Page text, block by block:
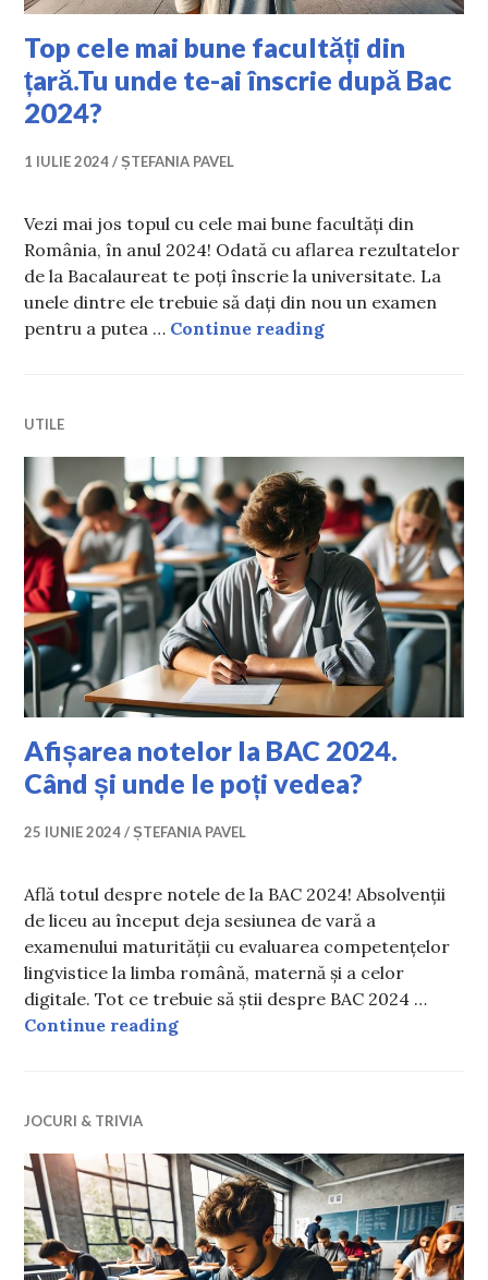
Top cele mai bune facultăți din
țară.Tu unde te-ai înscrie după Bac
2024?
1 IULIE 2024 ȘTEFANIA PAVEL
Vezi mai jos topul cu cele mai bune facultăți din
România, în anul 2024! Odată cu aflarea rezultatelor
de la Bacalaureat te poți înscrie la universitate. La
unele dintre ele trebuie să dați din nou un examen
pentru a putea … Continue readingTop cele mai
UTILE
Afișarea notelor la BAC 2024.
Când și unde le poți vedea?
25 IUNIE 2024 ȘTEFANIA PAVEL
Află totul despre notele de la BAC 2024! Absolvenții
de liceu au început deja sesiunea de vară a
examenului maturității cu evaluarea competențelor
lingvistice la limba română, maternă și a celor
digitale. Tot ce trebuie să știi despre BAC 2024 …
Continue readingAfișarea notelor la BAC 2024.
JOCURI & TRIVIA